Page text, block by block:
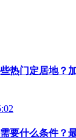
热门定居地？
要什么条件？